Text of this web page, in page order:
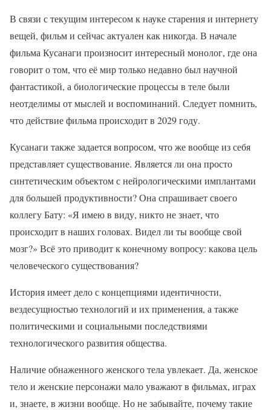
В связи с текущим интересом к науке старения и интернету
вещей, фильм и сейчас актуален как никогда. В начале
фильма Кусанаги произносит интересный монолог, где она
говорит о том, что её мир только недавно был научной
фантастикой, а биологические процессы в теле были
неотделимы от мыслей и воспоминаний. Следует помнить,
что действие фильма происходит в 2029 году.
Кусанаги также задается вопросом, что же вообще из себя
представляет существование. Является ли она просто
синтетическим объектом с нейрологическими имплантами
для большей продуктивности? Она спрашивает своего
коллегу Бату: «Я имею в виду, никто не знает, что
происходит в наших головах. Видел ли ты вообще свой
мозг?» Всё это приводит к конечному вопросу: какова цель
человеческого существования?
История имеет дело с концепциями идентичности,
вездесущностью технологий и их применения, а также
политическими и социальными последствиями
технологического развития общества.
Наличие обнаженного женского тела увлекает. Да, женское
тело и женские персонажи мало уважают в фильмах, играх
и, знаете, в жизни вообще. Но не забывайте, почему такие